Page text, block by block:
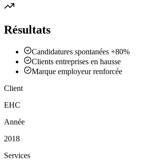
Résultats
Candidatures spontanées +80%
Clients entreprises en hausse
Marque employeur renforcée
Client
EHC
Année
2018
Services